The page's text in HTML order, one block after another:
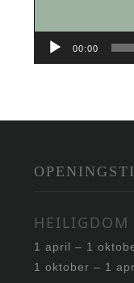
00:00
HEILIGDOM
1 april – 1
1 oktober – 1